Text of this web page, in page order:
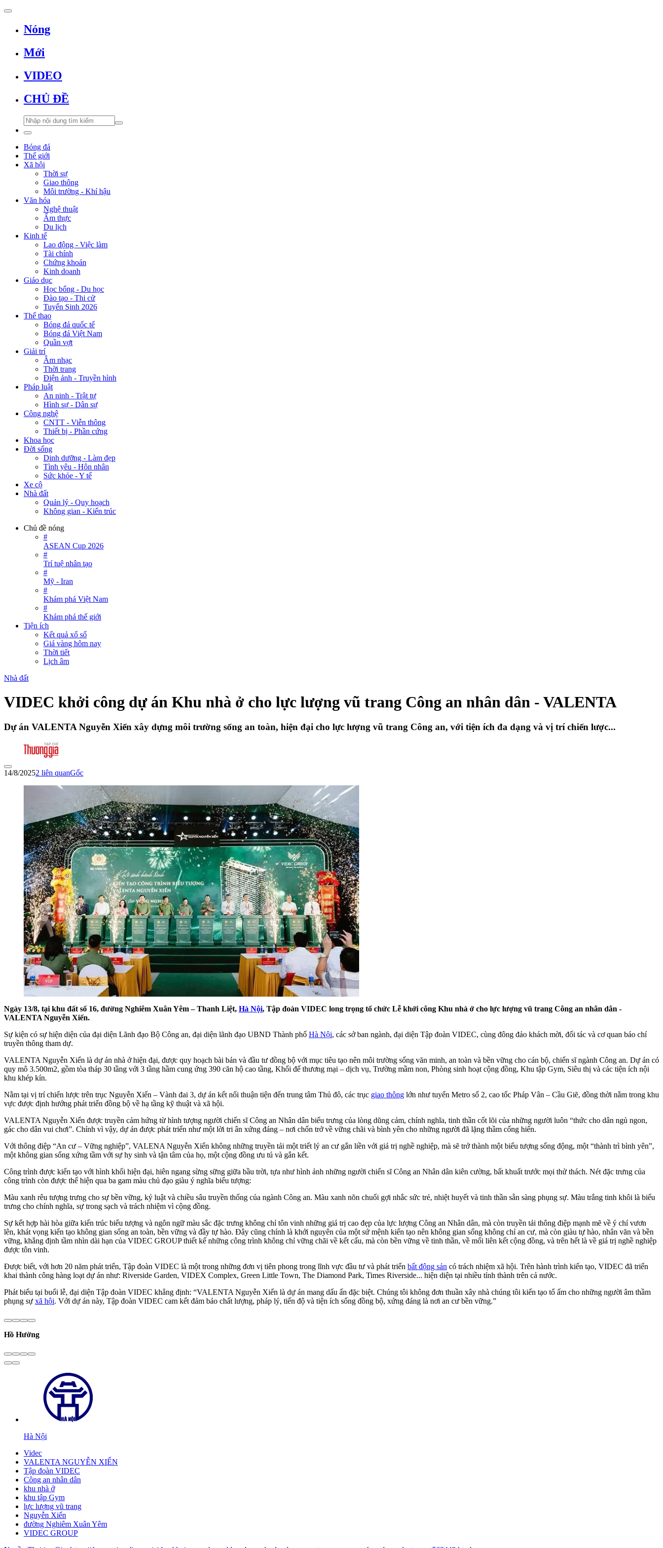
Nóng
Mới
VIDEO
CHỦ ĐỀ
Bóng đá
Thế giới
Xã hội
Thời sự
Giao thông
Môi trường - Khí hậu
Văn hóa
Nghệ thuật
Ẩm thực
Du lịch
Kinh tế
Lao động - Việc làm
Tài chính
Chứng khoán
Kinh doanh
Giáo dục
Học bổng - Du học
Đào tạo - Thi cử
Tuyển Sinh 2026
Thể thao
Bóng đá quốc tế
Bóng đá Việt Nam
Quần vợt
Giải trí
Âm nhạc
Thời trang
Điện ảnh - Truyền hình
Pháp luật
An ninh - Trật tự
Hình sự - Dân sự
Công nghệ
CNTT - Viễn thông
Thiết bị - Phần cứng
Khoa học
Đời sống
Dinh dưỡng - Làm đẹp
Tình yêu - Hôn nhân
Sức khỏe - Y tế
Xe cộ
Nhà đất
Quản lý - Quy hoạch
Không gian - Kiến trúc
Chủ đề nóng
#
ASEAN Cup 2026
#
Trí tuệ nhân tạo
#
Mỹ - Iran
#
Khám phá Việt Nam
#
Khám phá thế giới
Tiện ích
Kết quả xổ số
Giá vàng hôm nay
Thời tiết
Lịch âm
Nhà đất
VIDEC khởi công dự án Khu nhà ở cho lực lượng vũ trang Công an nhân dân - VALENTA
Dự án VALENTA Nguyễn Xiển xây dựng môi trường sống an toàn, hiện đại cho lực lượng vũ trang Công an, với tiện ích đa dạng và vị trí chiến lược...
14/8/20252 liên quanGốc
Ngày 13/8, tại khu đất số 16, đường Nghiêm Xuân Yêm – Thanh Liệt, Hà Nội, Tập đoàn VIDEC long trọng tổ chức Lễ khởi công Khu nhà ở cho lực lượng vũ trang Công an nhân dân -
VALENTA Nguyễn Xiển.
Sự kiện có sự hiện diện của đại diện Lãnh đạo Bộ Công an, đại diện lãnh đạo UBND Thành phố Hà Nội, các sở ban ngành, đại diện Tập đoàn VIDEC, cùng đông đảo khách mời, đối tác và cơ quan báo chí
truyền thông tham dự.
VALENTA Nguyễn Xiển là dự án nhà ở hiện đại, được quy hoạch bài bản và đầu tư đồng bộ với mục tiêu tạo nên môi trường sống văn minh, an toàn và bền vững cho cán bộ, chiến sĩ ngành Công an. Dự án có
quy mô 3.500m2, gồm tòa tháp 30 tầng với 3 tầng hầm cung ứng 390 căn hộ cao tầng, Khối đế thương mại – dịch vụ, Trường mầm non, Phòng sinh hoạt cộng đồng, Khu tập Gym, Siêu thị và các tiện ích nội
khu khép kín.
Nằm tại vị trí chiến lược trên trục Nguyễn Xiển – Vành đai 3, dự án kết nối thuận tiện đến trung tâm Thủ đô, các trục giao thông lớn như tuyến Metro số 2, cao tốc Pháp Vân – Cầu Giẽ, đồng thời nằm trong khu
vực được định hướng phát triển đồng bộ về hạ tầng kỹ thuật và xã hội.
VALENTA Nguyễn Xiển được truyền cảm hứng từ hình tượng người chiến sĩ Công an Nhân dân biểu trưng của lòng dũng cảm, chính nghĩa, tinh thần cốt lõi của những người luôn “thức cho dân ngủ ngon,
gác cho dân vui chơi”. Chính vì vậy, dự án được phát triển như một lời tri ân xứng đáng – nơi chốn trở về vững chãi và bình yên cho những người đã lặng thầm cống hiến.
Với thông điệp “An cư – Vững nghiệp”, VALENA Nguyễn Xiển không những truyền tải một triết lý an cư gắn liền với giá trị nghề nghiệp, mà sẽ trở thành một biểu tượng sống động, một “thành trì bình yên”,
một không gian sống xứng tầm với sự hy sinh và tận tâm của họ, một cộng đồng ưu tú và gắn kết.
Công trình được kiến tạo với hình khối hiện đại, hiên ngang sừng sững giữa bầu trời, tựa như hình ảnh những người chiến sĩ Công an Nhân dân kiên cường, bất khuất trước mọi thử thách. Nét đặc trưng của
công trình còn được thể hiện qua ba gam màu chủ đạo giàu ý nghĩa biểu tượng:
Màu xanh rêu tượng trưng cho sự bền vững, kỷ luật và chiều sâu truyền thống của ngành Công an. Màu xanh nõn chuối gợi nhắc sức trẻ, nhiệt huyết và tinh thần sẵn sàng phụng sự. Màu trắng tinh khôi là biểu
trưng cho chính nghĩa, sự trong sạch và trách nhiệm vì cộng đồng.
Sự kết hợp hài hòa giữa kiến trúc biểu tượng và ngôn ngữ màu sắc đặc trưng không chỉ tôn vinh những giá trị cao đẹp của lực lượng Công an Nhân dân, mà còn truyền tải thông điệp mạnh mẽ về ý chí vươn
lên, khát vọng kiến tạo không gian sống an toàn, bền vững và đầy tự hào. Đây cũng chính là khởi nguyên của một sứ mệnh kiến tạo nên không gian sống không chỉ an cư, mà còn giàu tự hào, nhân văn và bền
vững, khẳng định tầm nhìn dài hạn của VIDEC GROUP thiết kế những công trình không chỉ vững chãi về kết cấu, mà còn bền vững về tinh thần, về mối liên kết cộng đồng, và trên hết là về giá trị nghề nghiệp
được tôn vinh.
Được biết, với hơn 20 năm phát triển, Tập đoàn VIDEC là một trong những đơn vị tiên phong trong lĩnh vực đầu tư và phát triển bất động sản có trách nhiệm xã hội. Trên hành trình kiến tạo, VIDEC đã triển
khai thành công hàng loạt dự án như: Riverside Garden, VIDEX Complex, Green Little Town, The Diamond Park, Times Riverside... hiện diện tại nhiều tỉnh thành trên cả nước.
Phát biểu tại buổi lễ, đại diện Tập đoàn VIDEC khẳng định: “VALENTA Nguyễn Xiển là dự án mang dấu ấn đặc biệt. Chúng tôi không đơn thuần xây nhà chúng tôi kiến tạo tổ ấm cho những người âm thầm
phụng sự xã hội. Với dự án này, Tập đoàn VIDEC cam kết đảm bảo chất lượng, pháp lý, tiến độ và tiện ích sống đồng bộ, xứng đáng là nơi an cư bền vững.”
Hồ Hường
Hà Nội
Videc
VALENTA NGUYỄN XIỂN
Tập đoàn VIDEC
Công an nhân dân
khu nhà ở
khu tập Gym
lực lượng vũ trang
Nguyễn Xiển
đường Nghiêm Xuân Yêm
VIDEC GROUP